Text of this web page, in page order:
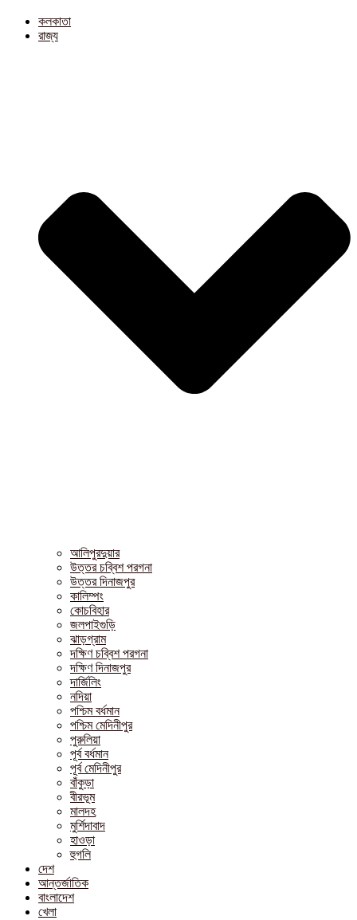
কলকাতা
রাজ্য
আলিপুরদুয়ার
উত্তর চব্বিশ পরগনা
উত্তর দিনাজপুর
কালিম্পং
কোচবিহার
জলপাইগুড়ি
ঝাড়গ্রাম
দক্ষিণ চব্বিশ পরগনা
দক্ষিণ দিনাজপুর
দার্জিলিং
নদিয়া
পশ্চিম বর্ধমান
পশ্চিম মেদিনীপুর
পুরুলিয়া
পূর্ব বর্ধমান
পূর্ব মেদিনীপুর
বাঁকুড়া
বীরভূম
মালদহ
মুর্শিদাবাদ
হাওড়া
হুগলি
দেশ
আন্তর্জাতিক
বাংলাদেশ
খেলা